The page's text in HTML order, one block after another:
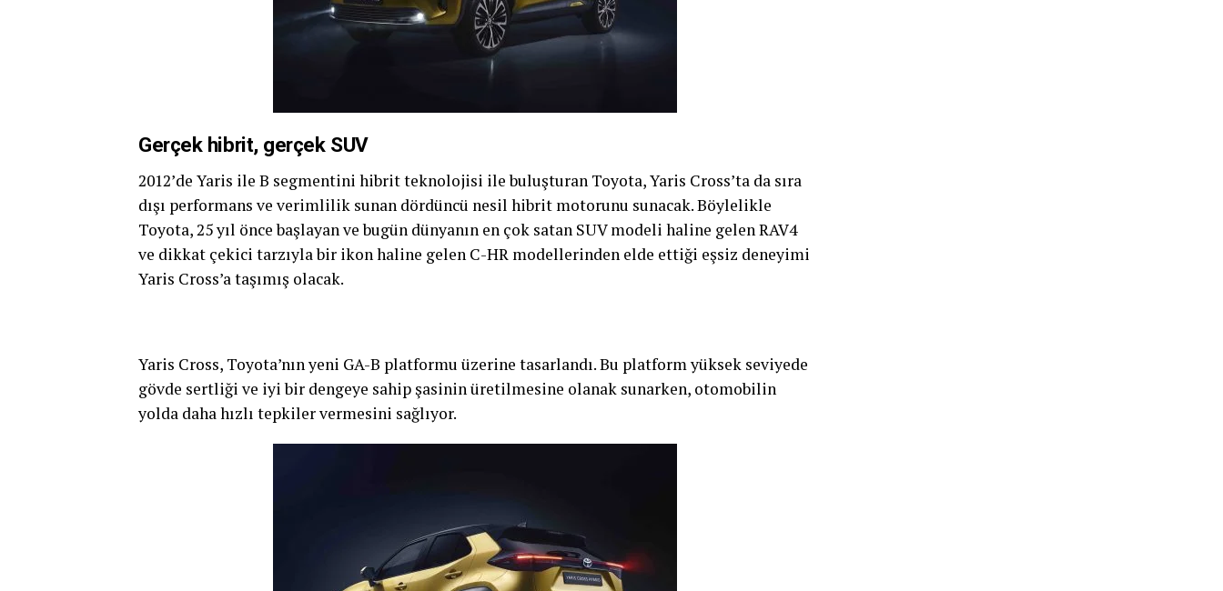
Gerçek hibrit, gerçek SUV
2012’de Yaris ile B segmentini hibrit teknolojisi ile buluşturan Toyota, Yaris Cross’ta da sıra
dışı performans ve verimlilik sunan dördüncü nesil hibrit motorunu sunacak. Böylelikle
Toyota, 25 yıl önce başlayan ve bugün dünyanın en çok satan SUV modeli haline gelen RAV4
ve dikkat çekici tarzıyla bir ikon haline gelen C-HR modellerinden elde ettiği eşsiz deneyimi
Yaris Cross’a taşımış olacak.
Yaris Cross, Toyota’nın yeni GA-B platformu üzerine tasarlandı. Bu platform yüksek seviyede
gövde sertliği ve iyi bir dengeye sahip şasinin üretilmesine olanak sunarken, otomobilin
yolda daha hızlı tepkiler vermesini sağlıyor.